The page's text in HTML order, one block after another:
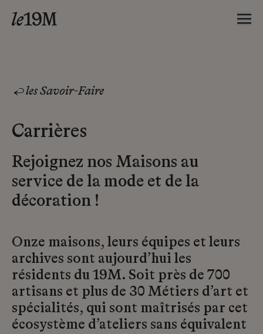
les Savoir-Faire
Carrières
Rejoignez nos Maisons au
service de la mode et de la
décoration !
Onze maisons, leurs équipes et leurs
archives sont aujourd’hui les
résidents du 19M. Soit près de 700
artisans et plus de 30 Métiers d’art et
spécialités, qui sont maîtrisés par cet
écosystème d’ateliers sans équivalent